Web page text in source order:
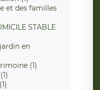
et des familles
STABLE
en
(1)